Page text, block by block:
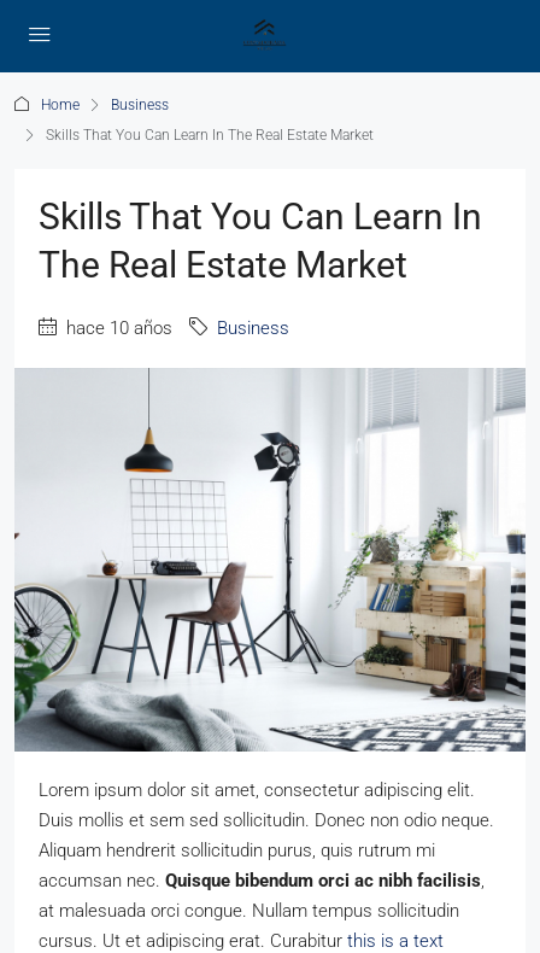
Home
Business
Skills That You Can Learn In The Real Estate Market
Skills That You Can Learn In
The Real Estate Market
hace 10 años Business
Lorem ipsum dolor sit amet, consectetur adipiscing elit.
Duis mollis et sem sed sollicitudin. Donec non odio neque.
Aliquam hendrerit sollicitudin purus, quis rutrum mi
accumsan nec. Quisque bibendum orci ac nibh facilisis,
at malesuada orci congue. Nullam tempus sollicitudin
cursus. Ut et adipiscing erat. Curabitur this is a text